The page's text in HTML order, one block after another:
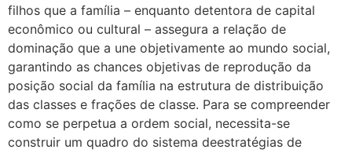
filhos que a família – enquanto detentora de capital
econômico ou cultural – assegura a relação de
dominação que a une objetivamente ao mundo social,
garantindo as chances objetivas de reprodução da
posição social da família na estrutura de distribuição
das classes e frações de classe. Para se compreender
como se perpetua a ordem social, necessita-se
construir um quadro do sistema deestratégias de